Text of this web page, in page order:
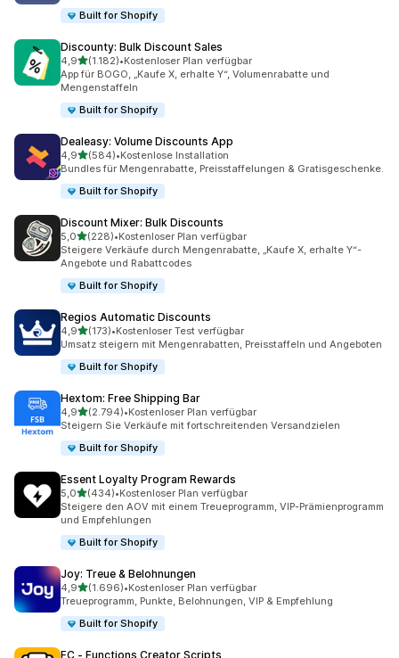
Built for Shopify
Discounty: Bulk Discount Sales
4,9von 5 Sternen
(1.182)
1182 Rezensionen insgesamt
•Kostenloser Plan verfügbar
App für BOGO, „Kaufe X, erhalte Y“, Volumenrabatte und
Mengenstaffeln
Built for Shopify
Dealeasy: Volume Discounts App
4,9von 5 Sternen
(584)
584 Rezensionen insgesamt
•Kostenlose Installation
Bundles für Mengenrabatte, Preisstaffelungen & Gratisgeschenke.
Built for Shopify
Discount Mixer: Bulk Discounts
5,0von 5 Sternen
(228)
228 Rezensionen insgesamt
•Kostenloser Plan verfügbar
Steigere Verkäufe durch Mengenrabatte, „Kaufe X, erhalte Y“-
Angebote und Rabattcodes
Built for Shopify
Regios Automatic Discounts
4,9von 5 Sternen
(173)
173 Rezensionen insgesamt
•Kostenloser Test verfügbar
Umsatz steigern mit Mengenrabatten, Preisstaffeln und Angeboten
Built for Shopify
Hextom: Free Shipping Bar
4,9von 5 Sternen
(2.794)
2794 Rezensionen insgesamt
•Kostenloser Plan verfügbar
Steigern Sie Verkäufe mit fortschreitenden Versandzielen
Built for Shopify
Essent Loyalty Program Rewards
5,0von 5 Sternen
(434)
434 Rezensionen insgesamt
•Kostenloser Plan verfügbar
Steigere den AOV mit einem Treueprogramm, VIP-Prämienprogramm
und Empfehlungen
Built for Shopify
Joy: Treue & Belohnungen
4,9von 5 Sternen
(1.696)
1696 Rezensionen insgesamt
•Kostenloser Plan verfügbar
Treueprogramm, Punkte, Belohnungen, VIP & Empfehlung
Built for Shopify
FC ‑ Functions Creator Scripts